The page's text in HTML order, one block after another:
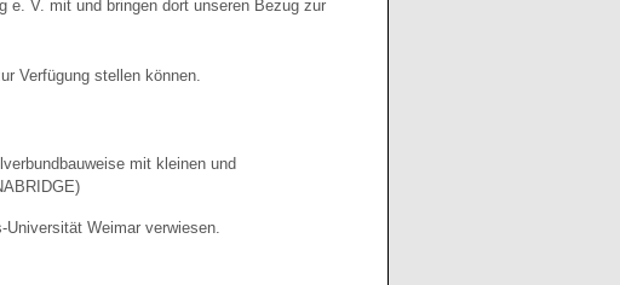
e. V. mit und bringen dort unseren Bezug zur
Verfügung stellen können.
mit kleinen und
Weimar verwiesen.